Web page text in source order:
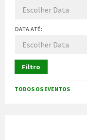
DATA ATÉ:
Filtro
TODOS OS EVENTOS